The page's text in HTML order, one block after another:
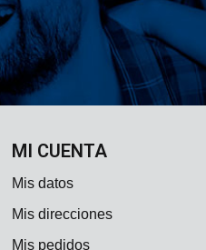
MI CUENTA
Mis datos
Mis direcciones
Mis pedidos